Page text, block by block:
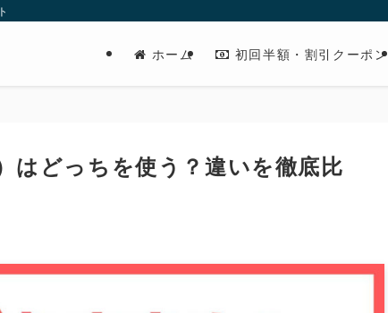
ホーム 初回半額・割引クーポン
はどっちを使う？違いを徹底比